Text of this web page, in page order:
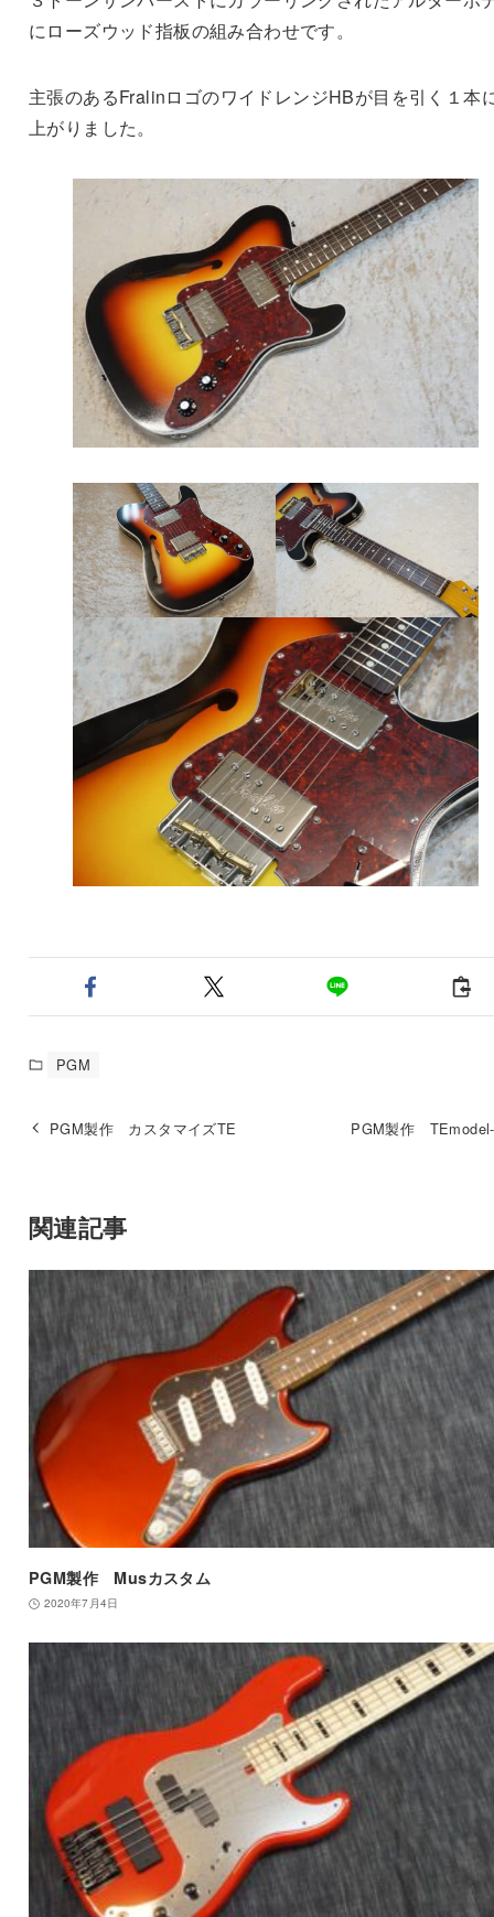
にローズウッド指板の組み合わせです。
主張のあるFralinロゴのワイドレンジHBが目を引く１本
上がりました。
PGM
PGM製作 カスタマイズTE PGM製作
関連記事
PGM製作 Musカスタム
2020年7月4日